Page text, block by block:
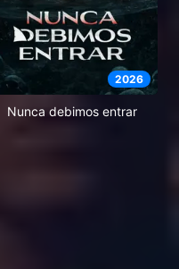
2026
Nunca debimos entrar